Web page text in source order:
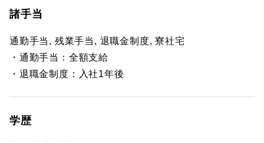
諸手当
通勤手当, 残業手当, 退職金制度, 寮社宅
・通勤手当：全額支給
・退職金制度：入社1年後
学歴